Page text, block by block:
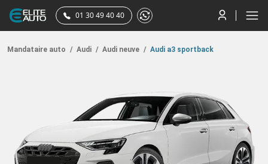
01 30 49 40 40
Mandataire auto / Audi / Audi neuve / Audi a3 sportback